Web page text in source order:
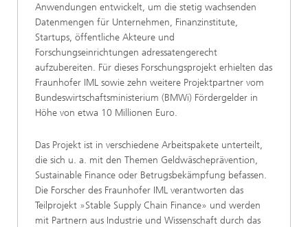
Anwendungen entwickelt, um die stetig wachsenden
Datenmengen für Unternehmen, Finanzinstitute,
Startups, öffentliche Akteure und
Forschungseinrichtungen adressatengerecht
aufzubereiten. Für dieses Forschungsprojekt erhielten das
Fraunhofer IML sowie zehn weitere Projektpartner vom
Bundeswirtschaftsministerium (BMWi) Fördergelder in
Höhe von etwa 10 Millionen Euro.
Das Projekt ist in verschiedene Arbeitspakete unterteilt,
die sich u. a. mit den Themen Geldwäscheprävention,
Sustainable Finance oder Betrugsbekämpfung befassen.
Die Forscher des Fraunhofer IML verantworten das
Teilprojekt »Stable Supply Chain Finance» und werden
mit Partnern aus Industrie und Wissenschaft durch das